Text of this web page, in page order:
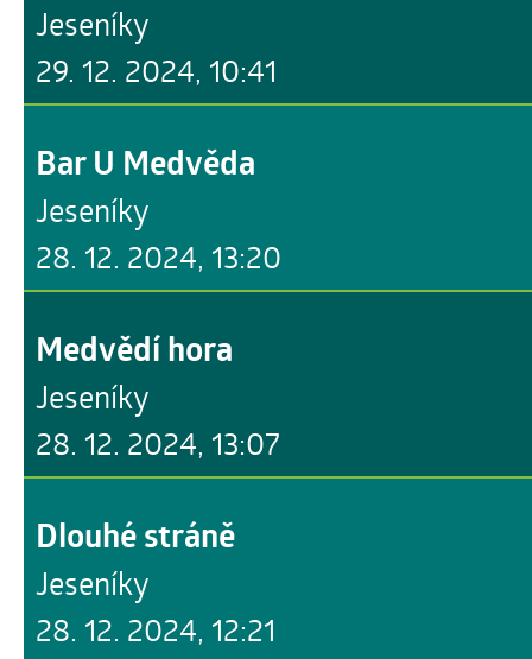
29. 12. 2024, 10:41
Jeseníky
28. 12. 2024, 13:20
Bar U Medvěda
Jeseníky
28. 12. 2024, 13:07
Medvědí hora
Jeseníky
28. 12. 2024, 12:21
Dlouhé stráně
Jeseníky